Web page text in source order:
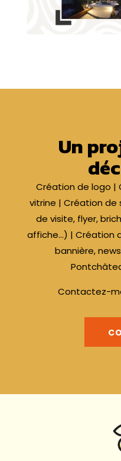
Un
Création de logo |
vitrine | Création
de visite, flyer,
affiche…) | Création
bannière,
Contactez-